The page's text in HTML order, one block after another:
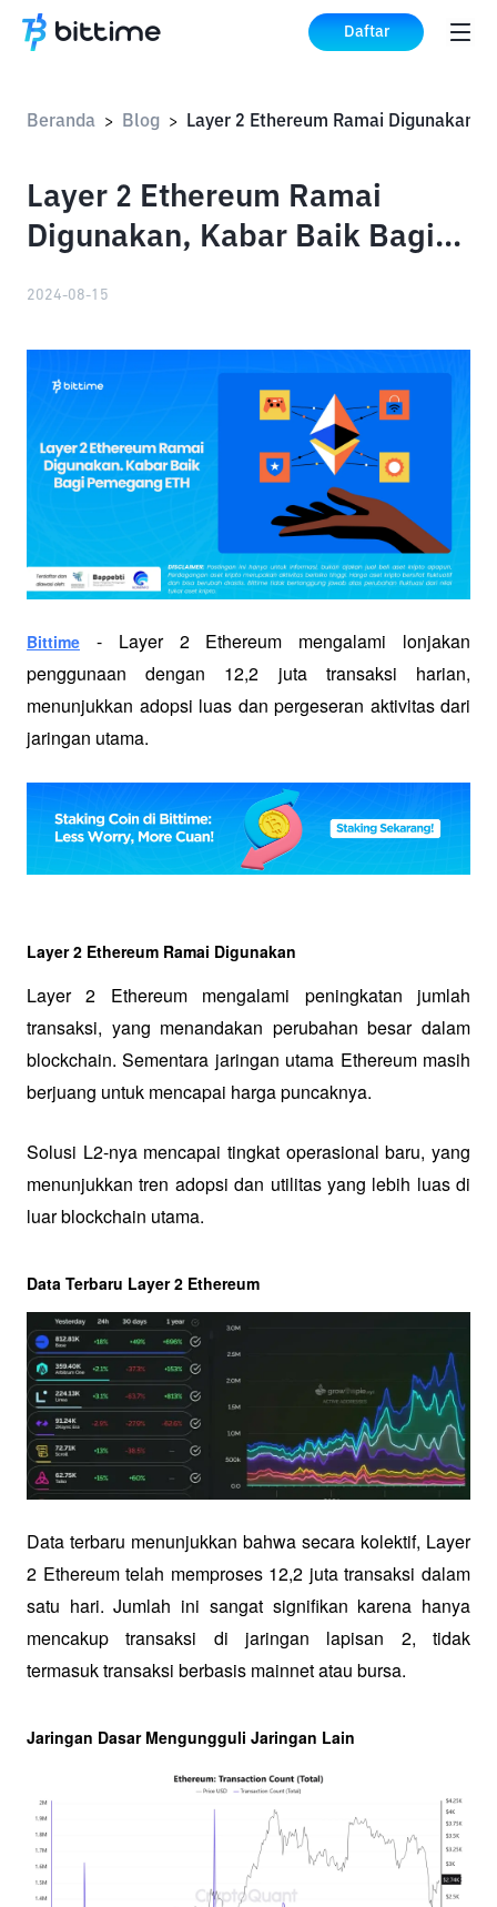
Daftar
Beranda > Blog >
Layer 2 Ethereum Ramai
Digunakan, Kabar Baik Bagi
2024-08-15
Bittime - Layer 2 Ethereum mengalami lonjakan
penggunaan dengan 12,2 juta transaksi harian,
menunjukkan adopsi luas dan pergeseran aktivitas dari
jaringan utama.
Layer 2 Ethereum Ramai Digunakan
Layer 2 Ethereum mengalami peningkatan jumlah
transaksi, yang menandakan perubahan besar dalam
blockchain. Sementara jaringan utama Ethereum masih
berjuang untuk mencapai harga puncaknya.
Solusi L2-nya mencapai tingkat operasional baru, yang
menunjukkan tren adopsi dan utilitas yang lebih luas di
luar blockchain utama.
Data Terbaru Layer 2 Ethereum
Data terbaru menunjukkan bahwa secara kolektif, Layer
2 Ethereum telah memproses 12,2 juta transaksi dalam
satu hari. Jumlah ini sangat signifikan karena hanya
mencakup transaksi di jaringan lapisan 2, tidak
termasuk transaksi berbasis mainnet atau bursa.
Jaringan Dasar Mengungguli Jaringan Lain